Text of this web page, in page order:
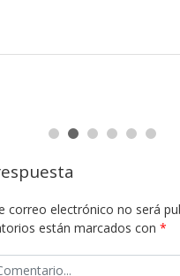
correo electrónico no será
están marcados con *